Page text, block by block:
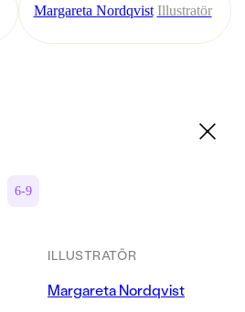
Margareta Nordqvist Illustratör
6-9
ILLUSTRATÖR
Margareta Nordqvist